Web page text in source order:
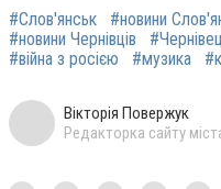
#Слов'янськ #новини
#новини Чернівців
#війна з росією
#музика
Вікторія Повержук
Редакторка сайту